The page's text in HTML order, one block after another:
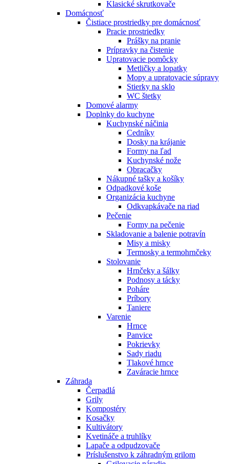
Klasické skrutkovače
Domácnosť
Čistiace prostriedky pre domácnosť
Pracie prostriedky
Prášky na pranie
Prípravky na čistenie
Upratovacie pomôcky
Metličky a lopatky
Mopy a upratovacie súpravy
Stierky na sklo
WC štetky
Domové alarmy
Doplnky do kuchyne
Kuchynské náčinia
Cedníky
Dosky na krájanie
Formy na ľad
Kuchynské nože
Obracačky
Nákupné tašky a košíky
Odpadkové koše
Organizácia kuchyne
Odkvapkávače na riad
Pečenie
Formy na pečenie
Skladovanie a balenie potravín
Misy a misky
Termosky a termohrnčeky
Stolovanie
Hrnčeky a šálky
Podnosy a tácky
Poháre
Príbory
Taniere
Varenie
Hrnce
Panvice
Pokrievky
Sady riadu
Tlakové hrnce
Zaváracie hrnce
Záhrada
Čerpadlá
Grily
Kompostéry
Kosačky
Kultivátory
Kvetináče a truhlíky
Lapače a odpudzovače
Príslušenstvo k záhradným grilom